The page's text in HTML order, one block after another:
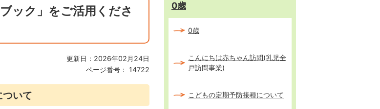
ック」をご活用くださ
更新日：2026年02月24日
ページ番号：
14722
ついて
0歳
0歳
こんにちは赤ちゃん訪問(乳児全
戸訪問事業)
こどもの定期予防接種について